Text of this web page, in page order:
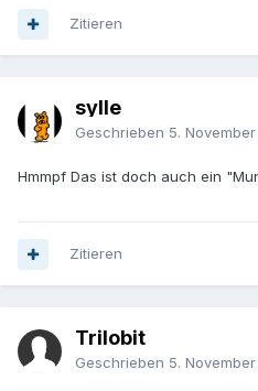
Zitieren
sylle
Geschrieben 5.
Hmmpf Das ist doch auch ein
Zitieren
Trilobit
Geschrieben 5.